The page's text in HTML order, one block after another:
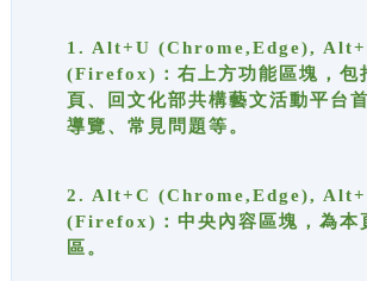
1. Alt+U (Chrome,Edge),
(Firefox)：右上方功能區塊，包
頁、回文化部共構藝文活動平台
導覽、常見問題等。
2. Alt+C (Chrome,Edge),
(Firefox)：中央內容區塊，為本
區。